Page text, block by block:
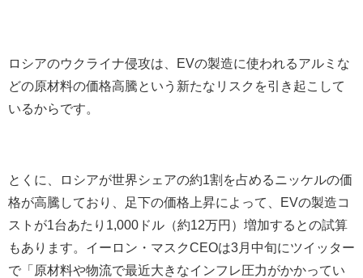
ロシアのウクライナ侵攻は、 EVの製造に使われるアルミな
どの原材料の価格高騰という新たなリスクを引き起こして
いるからです。
とくに、ロシアが世界シェアの約1 割を占めるニッケルの価
格が高騰しており、足下の価格上昇によって、
EVの製造コ
ストが1 台あたり 1,000 ドル（約12万円）増加するとの試算
もあります。イーロン・マスクCEOは3 月中旬にツイッター
で「原材料や物流で最近大きなインフレ圧力がかかってい